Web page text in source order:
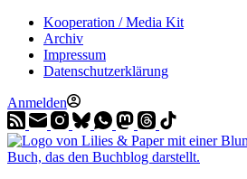
Kooperation / Media Kit
Archiv
Impressum
Datenschutzerklärung
Anmelden